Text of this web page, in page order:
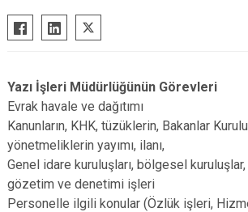
Acıpayam
Pamukkale
Baklan
Bekilli
Beyağaç
Bozkurt
Buldan
Honaz
Kale
Serinhisar
Tavas
Yazı İşleri Müdürlüğünün Görevleri
Evrak havale ve dağıtımı
Kanunların, KHK, tüzüklerin, Bakanlar Kurulu
yönetmeliklerin yayımı, ilanı,
Genel idare kuruluşları, bölgesel
gözetim ve denetimi işleri
Personelle ilgili konular (Özlük işleri,